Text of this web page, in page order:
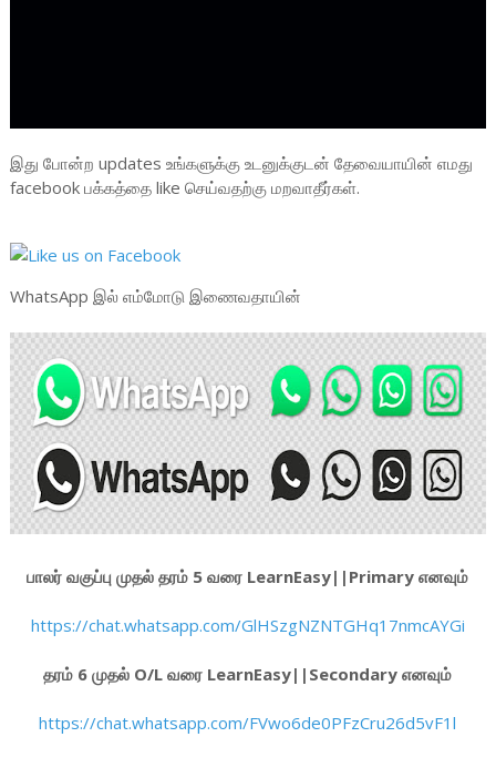
இது போன்ற updates உங்களுக்கு உடனுக்குடன் தேவையாயின் எமது
facebook பக்கத்தை like செய்வதற்கு மறவாதீர்கள்.
WhatsApp இல் எம்மோடு இணைவதாயின்
பாலர் வகுப்பு முதல் தரம் 5 வரை LearnEasy||Primary எனவும்
https://chat.whatsapp.com/GlHSzgNZNTGHq17nmcAYGi
தரம் 6 முதல் O/L வரை LearnEasy||Secondary எனவும்
https://chat.whatsapp.com/FVwo6de0PFzCru26d5vF1l